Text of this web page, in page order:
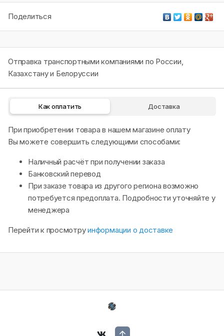
Поделиться
Отправка транспортными компаниями по России,
Казахстану и Белоруссии
Как оплатить Доставка
При приобретении товара в нашем магазине оплату
Вы можете совершить следующими способами:
Наличный расчёт при получении заказа
Банковский перевод
При заказе товара из другого региона возможно
потребуется предоплата. Подробности уточняйте у
менеджера
Перейти к просмотруинформации о доставке